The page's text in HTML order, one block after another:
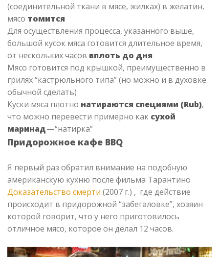
(соединительной ткани в мясе, жилках) в желатин,
мясо томится
Для осуществления процесса, указанного выше,
большой кусок мяса готовится длительное время,
от нескольких часов вплоть до дня
Мясо готовится под крышкой, преимущественно в
грилях “кастрюльного типа” (но можно и в духовке
обычной сделать)
Куски мяса плотно натираются специями (Rub),
что можно перевести примерно как сухой
маринад— “натирка”
Придорожное кафе BBQ
Я первый раз обратил внимание на подобную
американскую кухню после фильма Тарантино
Доказательство смерти (2007 г.) , где действие
происходит в придорожной “забегаловке”, хозяин
которой говорит, что у него приготовилось
отличное мясо, которое он делал 12 часов.